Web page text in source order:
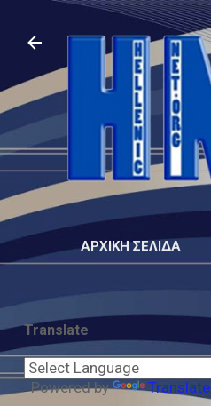
ΑΡΧΙΚΉ ΣΕΛΊΔΑ
Translate
Powered by Translate